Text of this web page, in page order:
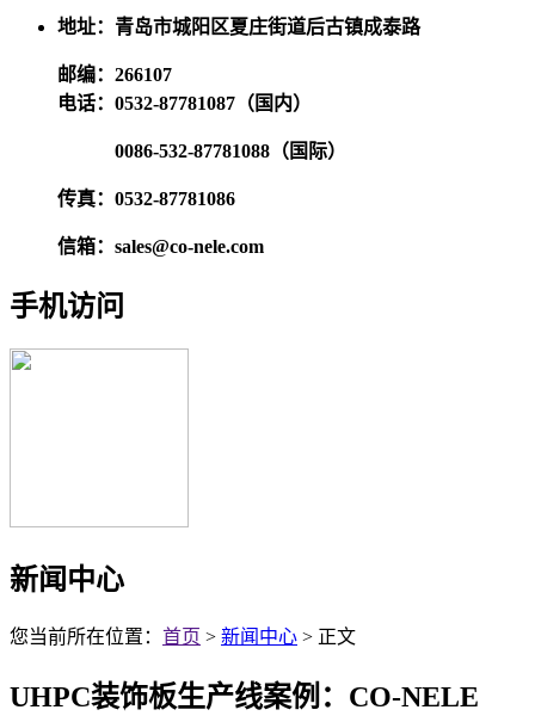
地址：青岛市城阳区夏庄街道后古镇成泰路
邮编：266107
电话：0532-87781087（国内）
0086-532-87781088（国际）
传真：0532-87781086
信箱：sales@co-nele.com
手机访问
新闻中心
您当前所在位置： 首页 > 新闻中心 > 正文
UHPC装饰板生产线案例：CO-NELE